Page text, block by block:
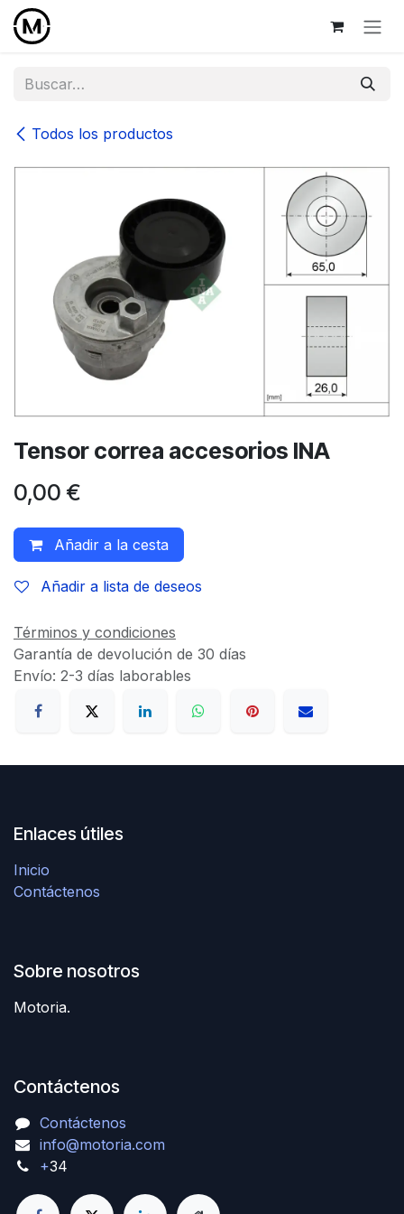
Ir al contenido
Todos los productos
Tensor correa accesorios INA
0,00 €
Añadir a la cesta
Añadir a lista de deseos
Términos y condiciones
Garantía de devolución de 30 días
Envío: 2-3 días laborables
Enlaces útiles
Inicio
Contáctenos
Sobre nosotros
Motoria.
Contáctenos
Contáctenos
info@motoria.com
+34